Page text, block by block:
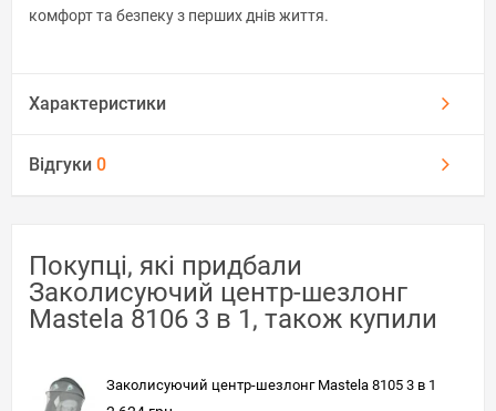
комфорт та безпеку з перших днів життя.
Характеристики
Відгуки 0
Покупці, які придбали
Заколисуючий центр-шезлонг
Mastela 8106 3 в 1, також купили
Заколисуючий центр-шезлонг Mastela 8105 3 в 1